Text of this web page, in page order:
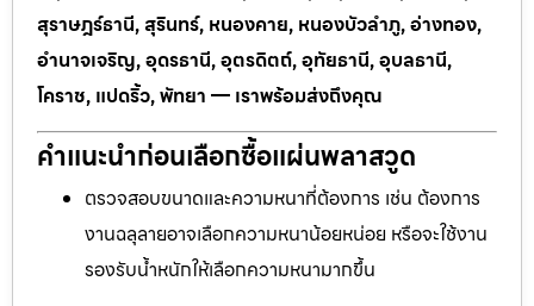
สุราษฎร์ธานี, สุรินทร์, หนองคาย, หนองบัวลำภู, อ่างทอง,
อำนาจเจริญ, อุดรธานี, อุตรดิตถ์, อุทัยธานี, อุบลธานี,
โคราช, แปดริ้ว, พัทยา — เราพร้อมส่งถึงคุณ
คำแนะนำก่อนเลือกซื้อแผ่นพลาสวูด
ตรวจสอบขนาดและความหนาที่ต้องการ เช่น ต้องการ
งานฉลุลายอาจเลือกความหนาน้อยหน่อย หรือจะใช้งาน
รองรับน้ำหนักให้เลือกความหนามากขึ้น